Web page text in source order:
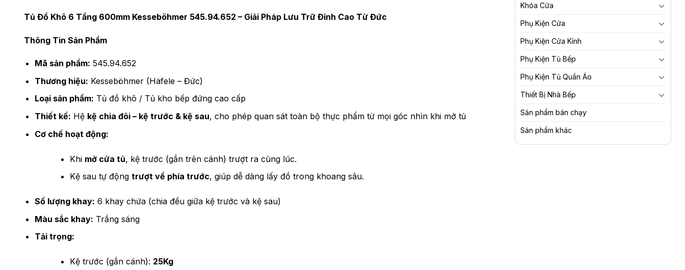
Khóa Cửa
Phụ Kiện Cửa
Phụ Kiện Cửa Kính
Phụ Kiện Tủ Bếp
Phụ Kiện Tủ Quần Áo
Thiết Bị Nhà Bếp
Sản phẩm bán chạy
Sản phẩm khác
Tủ Đồ Khô 6 Tầng 600mm Kesseböhmer 545.94.652 – Giải Pháp Lưu Trữ Đỉnh Cao Từ Đức
Thông Tin Sản Phẩm
Mã sản phẩm: 545.94.652
Thương hiệu: Kesseböhmer (Häfele – Đức)
Loại sản phẩm: Tủ đồ khô / Tủ kho bếp đứng cao cấp
Thiết kế: Hệ kệ chia đôi – kệ trước & kệ sau, cho phép quan sát toàn bộ thực phẩm từ mọi góc nhìn khi mở tủ
Cơ chế hoạt động:
Khi mở cửa tủ, kệ trước (gắn trên cánh) trượt ra cùng lúc.
Kệ sau tự động trượt về phía trước, giúp dễ dàng lấy đồ trong khoang sâu.
Số lượng khay: 6 khay chứa (chia đều giữa kệ trước và kệ sau)
Màu sắc khay: Trắng sáng
Tải trọng:
Kệ trước (gắn cánh): 25Kg